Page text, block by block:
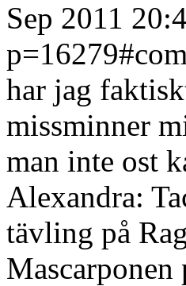
Sep 2011
har jag
missminner
man inte ost
Alexandra:
tävling på